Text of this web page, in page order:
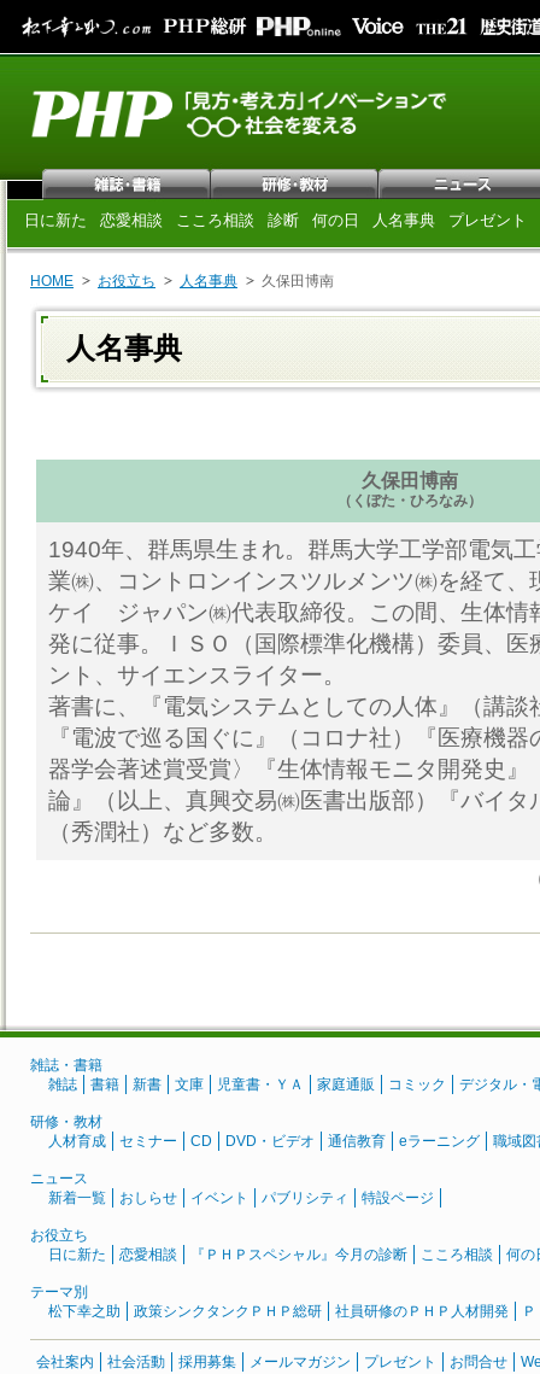
日に新た 恋愛相談 こころ相談 診断 何の日 人名事典 プレゼント
HOME お役立ち 人名事典 久保田博南
人名事典
久保田博南
（くぼた・ひろなみ）
1940年、群馬県生まれ。群馬大学工学部電気
業㈱、コントロンインスツルメンツ㈱を経て、
ケイ ジャパン㈱代表取締役。この間、生体情
発に従事。ＩＳＯ（国際標準化機構）委員、医
ント、サイエンスライター。
著書に、『電気システムとしての人体』（講談
『電波で巡る国ぐに』（コロナ社）『医療機
器学会著述賞受賞〉『生体情報モニタ開発史』
論』（以上、真興交易㈱医書出版部）『バイタ
（秀潤社）など多数。
雑誌・書籍
雑誌
書籍 新書 文庫 児童書・ＹＡ 家庭通販 コミック デジタル・
研修・教材
人材育成
セミナー CD DVD・ビデオ 通信教育 eラーニング 職域図
ニュース
新着一覧
おしらせ イベント パブリシティ 特設ページ
お役立ち
日に新た
恋愛相談 『ＰＨＰスペシャル』今月の診断 こころ相談 何の
テーマ別
松下幸之助
政策シンクタンクＰＨＰ総研 社員研修のＰＨＰ人材開発
会社案内 社会活動 採用募集 メールマガジン プレゼント お問合せ